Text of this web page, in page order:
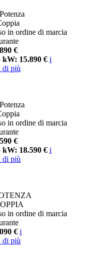
Potenza
in ordine di marcia
€
kW: 15.890 € i
di più
Potenza
in ordine di marcia
€
kW: 18.590 € i
di più
in ordine di marcia
€ i
di più